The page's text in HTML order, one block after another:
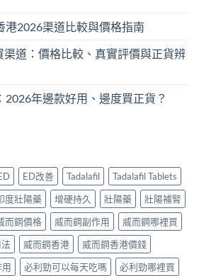
港2026渠道比較與價格指南
渠道：價格比較、真實評價與正貨辨
年邊款好用、邊度買正貨？
ED改善 Tadalafil
Tadalafil Tablets
度壯陽藥 增硬持久 壯陽藥
壯陽補腎
而鋼價格 威而鋼副作用
威而鋼哪裡買
威而鋼香港
威而鋼香港價錢
必利勁可以每天吃嗎 必利勁哪裡買